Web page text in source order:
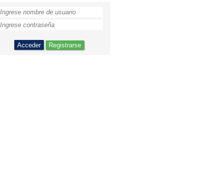
Registrarse